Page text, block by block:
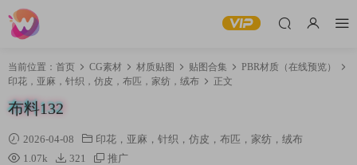
当前位置： 首页 CG素材 材质贴图 贴图合集
PBR材质（在线预览）
印花，亚麻，针织，仿皮，布匹，家纺，绒布
正文
布料132
2026-04-08
印花，亚麻，针织，仿皮，布匹，家纺，绒布
1.07k
321 推广